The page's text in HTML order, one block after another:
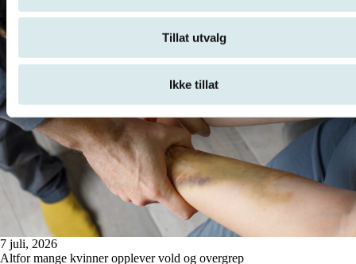
Tillat utvalg
Ikke tillat
7 juli, 2026
Altfor mange kvinner opplever vold og overgrep